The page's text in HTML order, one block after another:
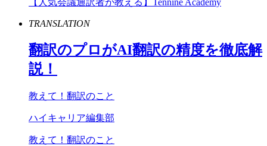
TRANSLATION
翻訳のプロがAI翻訳の精度を徹底解
説！
教えて！翻訳のこと
ハイキャリア編集部
教えて！翻訳のこと